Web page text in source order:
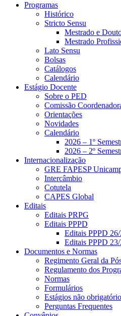
Programas
Histórico
Stricto Sensu
Mestrado e
Mestrado
Lato Sensu
Bolsas
Catálogos
Calendário
Estágio Docente
Sobre o PED
Comissão
Orientações
Novidades
Calendário
2026 – 1º
2026 – 2º
Internacionalização
GRE FAPESP
Intercâmbio
Cotutela
CAPES Global
Editais
Editais PRPG
Editais PPPD
Editais PPPD
Editais PPPD
Documentos e Normas
Regimento Geral da
Regulamento dos
Normas
Formulários
Estágios não
Perguntas Frequentes